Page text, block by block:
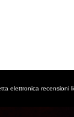
elettronica recensioni